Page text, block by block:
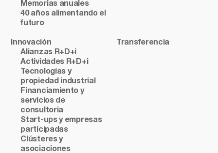
Memorias anuales
40 años alimentando el
futuro
Innovación
Alianzas R+D+i
Actividades R+D+i
Tecnologías y
propiedad industrial
Financiamiento y
servicios de
consultoria
Start-ups y empresas
participadas
Clústeres y
asociaciones
Transferencia